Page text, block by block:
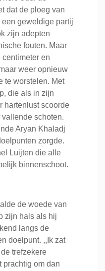
dat de ploeg van
geweldige partij
zijn adepten
fouten. Maar
en
weer opnieuw
te worstelen. Met
die als in zijn
hartenlust scoorde
schoten.
Aryan Khaladj
zorgde.
Luijten die alle
binnenschoot.
de woede van
zijn hals als hij
langs de
doelpunt. ,,Ik zat
trefzekere
prachtig om dan